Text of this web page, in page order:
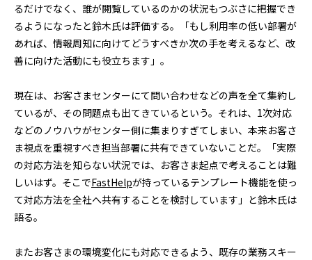
るだけでなく、誰が閲覧しているのかの状況もつぶさに把握でき
るようになったと鈴木氏は評価する。「もし利用率の低い部署が
あれば、情報周知に向けてどうすべきか次の手を考えるなど、改
善に向けた活動にも役立ちます」。
現在は、お客さまセンターにて問い合わせなどの声を全て集約し
ているが、その問題点も出てきているという。それは、1次対応
などのノウハウがセンター側に集まりすぎてしまい、本来お客さ
ま視点を重視すべき担当部署に共有できていないことだ。「実際
の対応方法を知らない状況では、お客さま起点で考えることは難
しいはず。そこでFastHelpが持っているテンプレート機能を使っ
て対応方法を全社へ共有することを検討しています」と鈴木氏は
語る。
またお客さまの環境変化にも対応できるよう、既存の業務スキー